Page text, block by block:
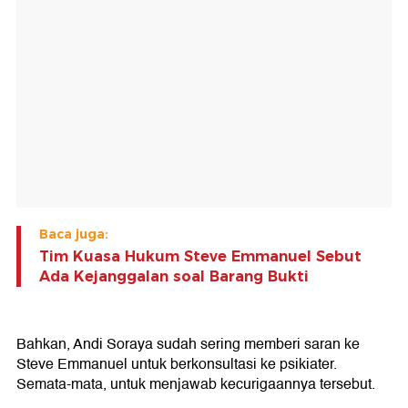
Baca juga:
Tim Kuasa Hukum Steve Emmanuel Sebut
Ada Kejanggalan soal Barang Bukti
Bahkan, Andi Soraya sudah sering memberi saran ke
Steve Emmanuel untuk berkonsultasi ke psikiater.
Semata-mata, untuk menjawab kecurigaannya tersebut.